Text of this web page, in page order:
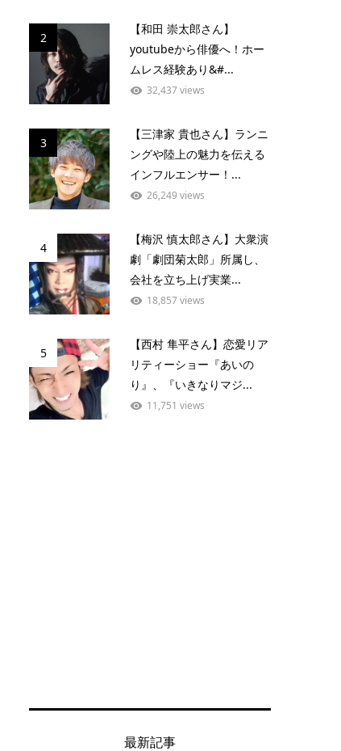
2
【和田 崇太郎さん】
youtubeから俳優へ！ホー
ムレス経験あり&#...
32,437 views
3
【三津家 貴也さん】ランニ
ングや陸上の魅力を伝える
インフルエンサー！...
26,249 views
4
【梅沢 慎太郎さん】大衆演
劇「劇団菊太郎」所属し、
会社を立ち上げ実業...
18,857 views
5
【西村 隼平さん】恋愛リア
リティーショー『あいの
り』、『いきなりマジ...
11,751 views
最新記事